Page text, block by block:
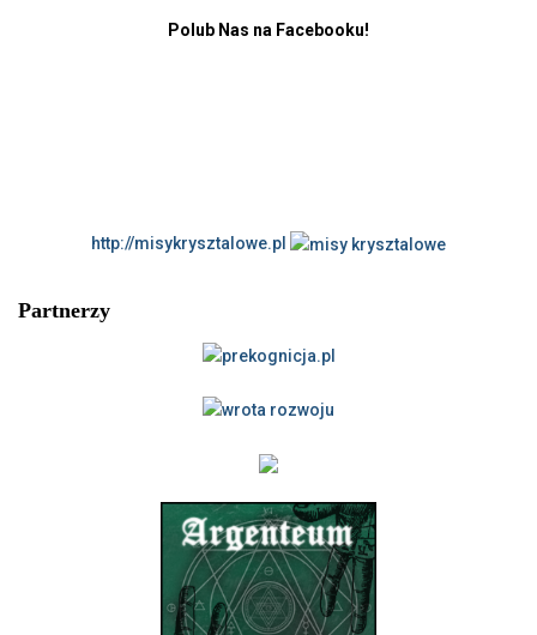
Polub Nas na Facebooku!
http://misykrysztalowe.pl
Partnerzy